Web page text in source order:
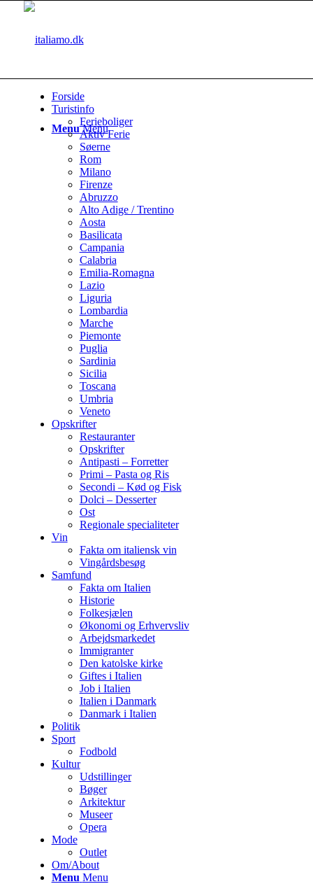
Menu Menu
Forside
Turistinfo
Ferieboliger
Aktiv Ferie
Søerne
Rom
Milano
Firenze
Abruzzo
Alto Adige / Trentino
Aosta
Basilicata
Campania
Calabria
Emilia-Romagna
Lazio
Liguria
Lombardia
Marche
Piemonte
Puglia
Sardinia
Sicilia
Toscana
Umbria
Veneto
Opskrifter
Restauranter
Opskrifter
Antipasti – Forretter
Primi – Pasta og Ris
Secondi – Kød og Fisk
Dolci – Desserter
Ost
Regionale specialiteter
Vin
Fakta om italiensk vin
Vingårdsbesøg
Samfund
Fakta om Italien
Historie
Folkesjælen
Økonomi og Erhvervsliv
Arbejdsmarkedet
Immigranter
Den katolske kirke
Giftes i Italien
Job i Italien
Italien i Danmark
Danmark i Italien
Politik
Sport
Fodbold
Kultur
Udstillinger
Bøger
Arkitektur
Museer
Opera
Mode
Outlet
Om/About
Menu Menu